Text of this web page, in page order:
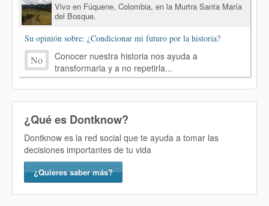
Vivo en Fúquene, Colombia, en la Murtra Santa María
del Bosque.
Su opinión sobre: ¿Condicionar mi futuro por la historia?
No
Conocer nuestra historia nos ayuda a
transformarla y a no repetirla...
¿Qué es Dontknow?
Dontknow es la red social que te ayuda a tomar las
decisiones importantes de tu vida
¿Quieres saber más?